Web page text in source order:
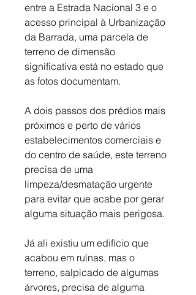
entre a Estrada Nacional 3 e o
acesso principal à Urbanização
da Barrada, uma parcela de
terreno de dimensão
significativa está no estado que
as fotos documentam.
A dois passos dos prédios mais
próximos e perto de vários
estabelecimentos comerciais e
do centro de saúde, este terreno
precisa de uma
limpeza/desmatação urgente
para evitar que acabe por gerar
alguma situação mais perigosa.
Já ali existiu um edifício que
acabou em ruínas, mas o
terreno, salpicado de algumas
árvores, precisa de alguma